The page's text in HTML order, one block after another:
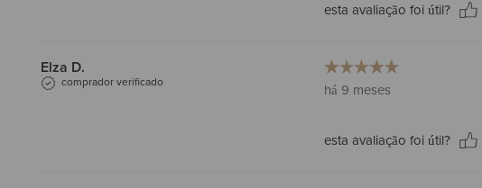
esta avaliação foi útil?
Elza D.
comprador verificado há 9 meses
esta avaliação foi útil?